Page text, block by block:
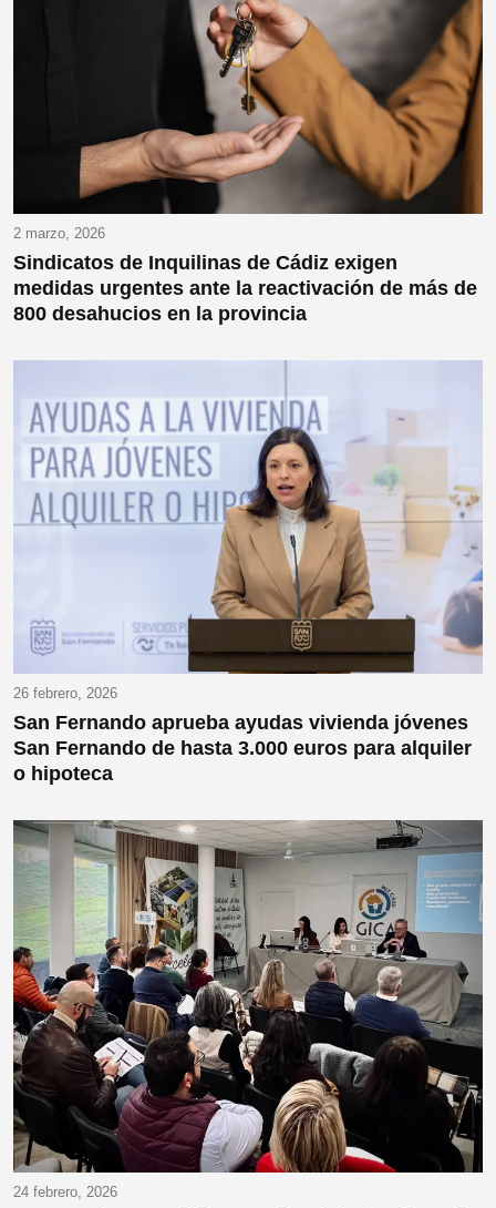
2 marzo, 2026
Sindicatos de Inquilinas de Cádiz exigen
medidas urgentes ante la reactivación de más de
800 desahucios en la provincia
26 febrero, 2026
San Fernando aprueba ayudas vivienda jóvenes
San Fernando de hasta 3.000 euros para alquiler
o hipoteca
24 febrero, 2026